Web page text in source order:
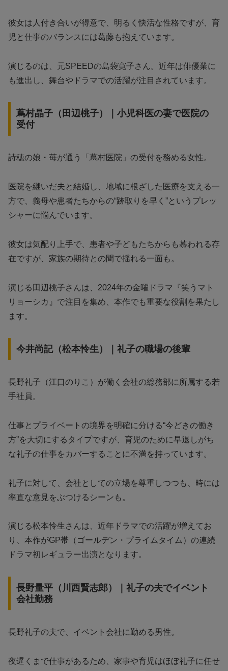
彼女は人付き合いが得意で、明るく快活な性格ですが、育
児と仕事のバランスには葛藤も抱えています。
演じるのは、元SPEEDの島袋寛子さん。近年は俳優業に
も進出し、舞台やドラマでの活躍が注目されています。
蔦村晶子（田辺桃子）｜小児科医の妻で医院の
受付
詩穂の娘・苺が通う「蔦村医院」の受付を務める女性。
医院を継いだ夫と結婚し、地域に根ざした医療を支える一
方で、義母や患者たちからの“跡取りを早く”というプレッ
シャーに悩んでいます。
彼女は気配り上手で、患者や子どもたちからも慕われる存
在ですが、家族の期待との間で揺れる一面も。
演じる田辺桃子さんは、2024年の金曜ドラマ『笑うマト
リョーシカ』で注目を集め、本作でも重要な役割を果たし
ます。
今井尚記（松本怜生）｜礼子の職場の後輩
長野礼子（江口のりこ）が働く会社の総務部に所属する若
手社員。
仕事とプライベートの境界を明確に分ける“今どきの働き
方”を大切にするタイプですが、育児のために早退しがち
な礼子の仕事をカバーすることに不満を持っています。
礼子に対して、会社としての立場を尊重しつつも、時には
率直な意見をぶつけるシーンも。
演じる松本怜生さんは、近年ドラマでの活躍が増えてお
り、本作がGP帯（ゴールデン・プライムタイム）の連続
ドラマ初レギュラー出演となります。
長野量平（川西賢志郎）｜礼子の夫でイベント
会社勤務
長野礼子の夫で、イベント会社に勤める男性。
夜遅くまで仕事があるため、家事や育児はほぼ礼子に任せ